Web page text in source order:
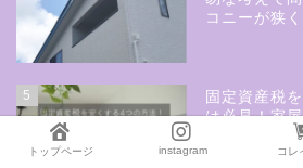
コニーが狭
5
固定資産税
は必見！家
らった4つの
トップページ instagram コレ